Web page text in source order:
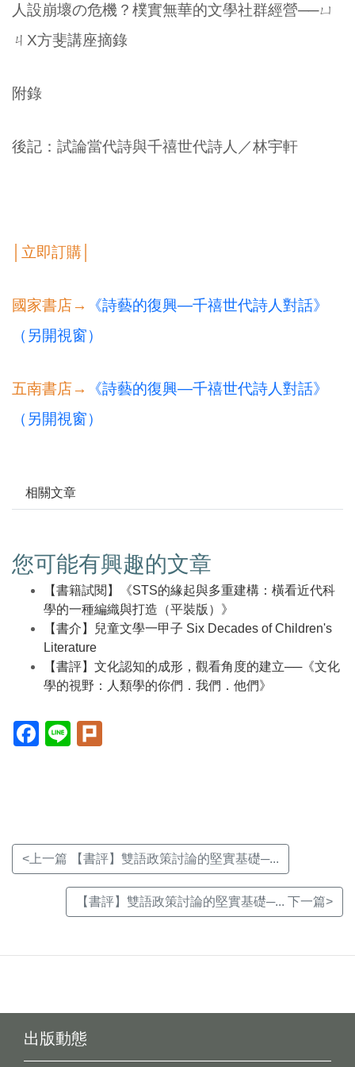
人設崩壞の危機？樸實無華的文學社群經營──ㄩ
ㄐX方斐講座摘錄
附錄
後記：試論當代詩與千禧世代詩人／林宇軒
│立即訂購│
國家書店→
《詩藝的復興—千禧世代詩人對話》
（另開視窗）
五南書店→
《詩藝的復興—千禧世代詩人對話》
（另開視窗）
相關文章
您可能有興趣的文章
【書籍試閱】《STS的緣起與多重建構：橫看近代科
學的一種編織與打造（平裝版）》
【書介】兒童文學一甲子 Six Decades of Children's
Literature
【書評】文化認知的成形，觀看角度的建立──《文化
學的視野：人類學的你們．我們．他們》
Facebook(另
開
Line(另
開
<上一篇 【書評】雙語政策討論的堅實基礎─...
【書評】雙語政策討論的堅實基礎─... 下一篇>
出版動態